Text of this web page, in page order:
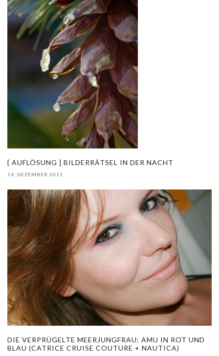
[ AUFLÖSUNG ] BILDERRÄTSEL IN DER NACHT
14. DEZEMBER 2011
DIE VERPRÜGELTE MEERJUNGFRAU: AMU IN ROT UND
BLAU (CATRICE CRUISE COUTURE + NAUTICA)